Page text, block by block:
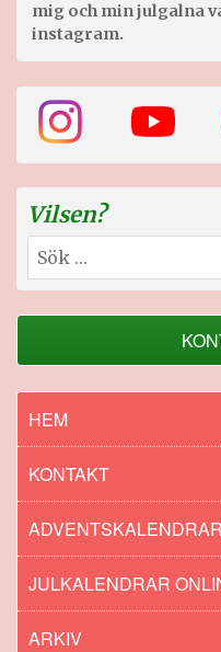
mig och min julgalna
instagram.
Vilsen?
Sök
efter:
HEM
KONTAKT
ADVENTSKALENDRAR
JULKALENDRAR
ARKIV